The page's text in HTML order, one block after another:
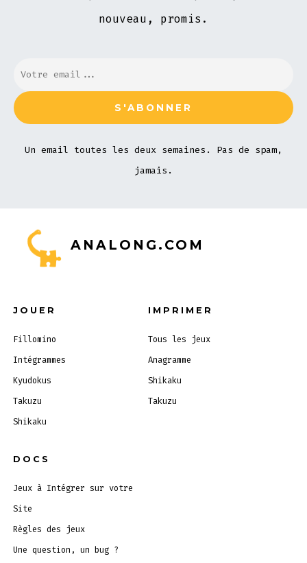
nouveau, promis.
Un email toutes les deux semaines. Pas de spam,
jamais.
ANALONG.COM
JOUER
Fillomino
Intégrammes
Kyudokus
Takuzu
Shikaku
IMPRIMER
Tous les jeux
Anagramme
Shikaku
Takuzu
DOCS
Jeux à Intégrer sur votre
Site
Règles des jeux
Une question, un bug ?